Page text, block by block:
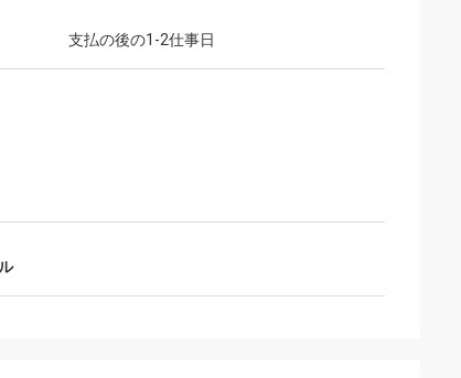
案を与える
ています
支払の後の1-2仕事日